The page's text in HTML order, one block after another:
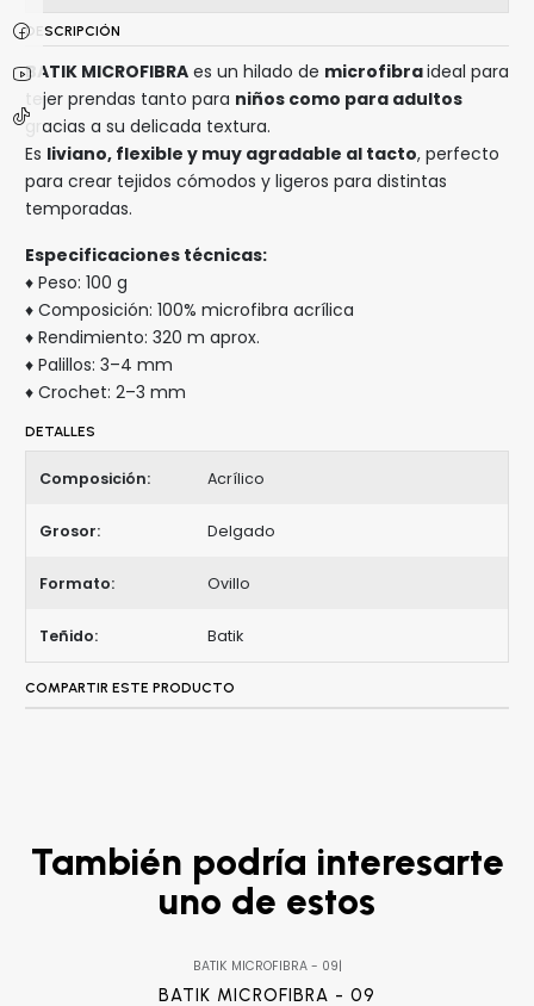
DESCRIPCIÓN
BATIK MICROFIBRA es un hilado de microfibraideal para
tejer prendas tanto para niños como para adultos
gracias a su delicada textura.
Es liviano, flexible y muy agradable al tacto, perfecto
para crear tejidos cómodos y ligeros para distintas
temporadas.
Especificaciones técnicas:
♦ Peso: 100 g
♦ Composición: 100% microfibra acrílica
♦ Rendimiento: 320 m aprox.
♦ Palillos: 3–4 mm
♦ Crochet: 2–3 mm
DETALLES
Composición: Acrílico
Grosor: Delgado
Formato: Ovillo
Teñido: Batik
COMPARTIR ESTE PRODUCTO
También podría interesarte
uno de estos
BATIK MICROFIBRA - 09|
BATIK MICROFIBRA - 09